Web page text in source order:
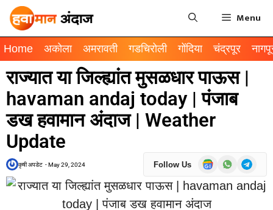
Menu
Home अकोला अमरावती गडचिरोली गोंदिया चंद्रपूर
राज्यात या जिल्ह्यांत मुसळधार पाऊस |
havaman andaj today | पंजाब
डख हवामान अंदाज | Weather
Update
कृषी अपडेट -May 29, 2024 Follow Us